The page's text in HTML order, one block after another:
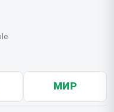
МИР